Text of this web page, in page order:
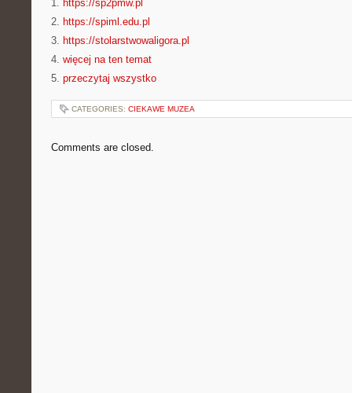
1. https://sp2pmw.pl
2. https://spiml.edu.pl
3. https://stolarstwowaligora.pl
4. więcej na ten temat
5. przeczytaj wszystko
CATEGORIES: CIEKAWE MUZEA
Comments are closed.